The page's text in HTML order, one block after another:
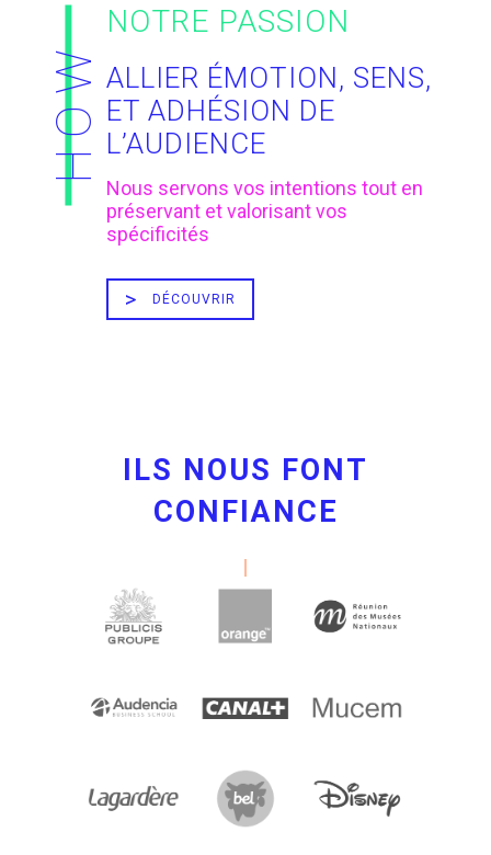
HOW
NOTRE PASSION
ALLIER ÉMOTION, SENS,
ET ADHÉSION DE
L’AUDIENCE
Nous servons vos intentions tout en
préservant et valorisant vos
spécificités
DÉCOUVRIR
ILS NOUS FONT
CONFIANCE